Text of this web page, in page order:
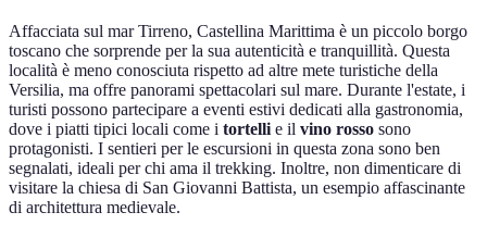
Affacciata sul mar Tirreno, Castellina Marittima è un piccolo borgo
toscano che sorprende per la sua autenticità e tranquillità. Questa
località è meno conosciuta rispetto ad altre mete turistiche della
Versilia, ma offre panorami spettacolari sul mare. Durante l'estate, i
turisti possono partecipare a eventi estivi dedicati alla gastronomia,
dove i piatti tipici locali come i tortelli e il vino rosso sono
protagonisti. I sentieri per le escursioni in questa zona sono ben
segnalati, ideali per chi ama il trekking. Inoltre, non dimenticare di
visitare la chiesa di San Giovanni Battista, un esempio affascinante
di architettura medievale.